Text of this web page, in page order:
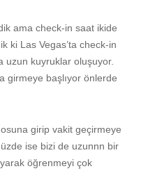
ama check-in saat ikide
ki Las Vegas’ta check-in
uzun kuyruklar oluşuyor.
girmeye başlıyor önlerde
girip vakit geçirmeye
ise bizi de uzunnn bir
öğrenmeyi çok